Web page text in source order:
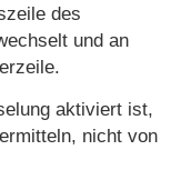
des
und an
aktiviert ist,
nicht von